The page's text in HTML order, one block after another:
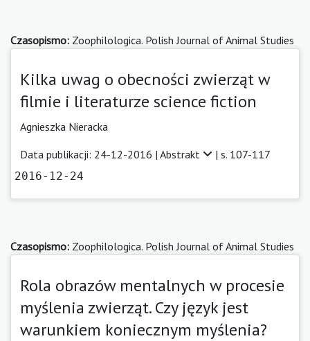
Czasopismo: Zoophilologica. Polish Journal of Animal Studies
Kilka uwag o obecności zwierząt w
filmie i literaturze science fiction
Agnieszka Nieracka
Data publikacji: 24-12-2016 | Abstrakt | s. 107-117
2016-12-24
Czasopismo: Zoophilologica. Polish Journal of Animal Studies
Rola obrazów mentalnych w procesie
myślenia zwierząt. Czy język jest
warunkiem koniecznym myślenia?